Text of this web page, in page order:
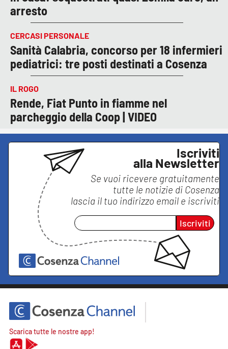
arresto
CERCASI PERSONALE
Sanità Calabria, concorso per 18 infermieri
pediatrici: tre posti destinati a Cosenza
IL ROGO
Rende, Fiat Punto in fiamme nel
parcheggio della Coop | VIDEO
Iscriviti
alla Newsletter
Se vuoi ricevere gratuitamente
tutte le notizie di Cosenza
lascia il tuo indirizzo email e iscriviti
Iscriviti
Scarica tutte le nostre app!